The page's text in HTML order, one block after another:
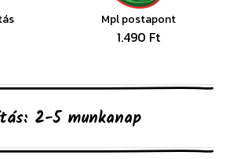
Mpl postapont
1.490 Ft
2-5 munkanap